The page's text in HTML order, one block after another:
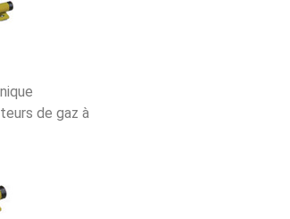
de gaz à